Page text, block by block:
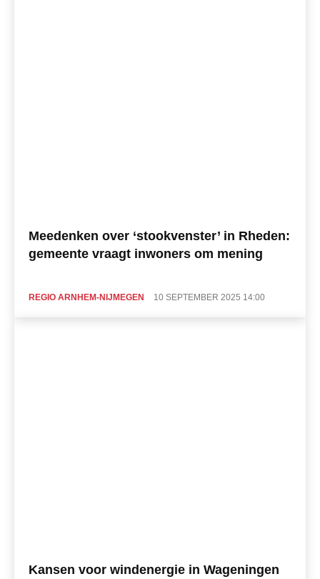
Meedenken over ‘stookvenster’ in Rheden:
gemeente vraagt inwoners om mening
REGIO ARNHEM-NIJMEGEN 10 SEPTEMBER 2025 14:00
Kansen voor windenergie in Wageningen